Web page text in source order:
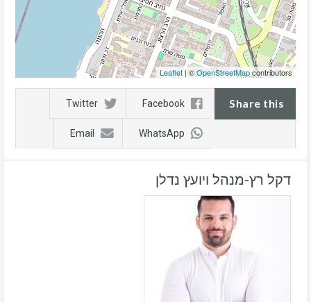
Leaflet| ©OpenStreetMapcontributors
Share this
Facebook
Twitter
WhatsApp
Email
דקל רץ-מנהל ויועץ נדלן